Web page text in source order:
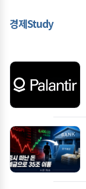
경제Study